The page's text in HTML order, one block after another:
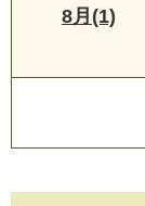
8月(1)